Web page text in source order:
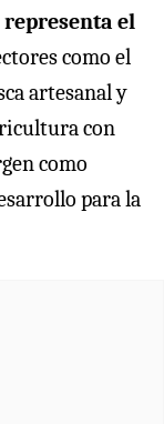
el
como el
artesanal y
con
como
para la